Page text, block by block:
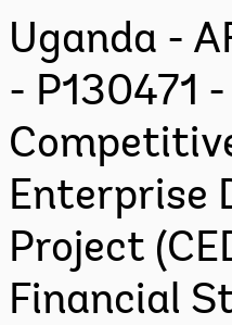
Uganda -
- P130471 -
Enterprise
Project
Financial